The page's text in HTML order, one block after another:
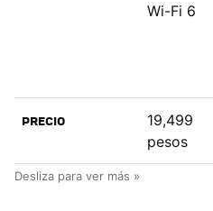
Wi-Fi 6
PRECIO
19,499
pesos